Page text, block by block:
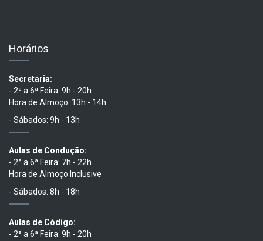
Horários
Secretaria:
- 2ª a 6ª Feira: 9h - 20h
Hora de Almoço: 13h - 14h
- Sábados: 9h - 13h
Aulas de Condução:
- 2ª a 6ª Feira: 7h - 22h
Hora de Almoço Inclusive
- Sábados: 8h - 18h
Aulas de Código:
- 2ª a 6ª Feira: 9h - 20h